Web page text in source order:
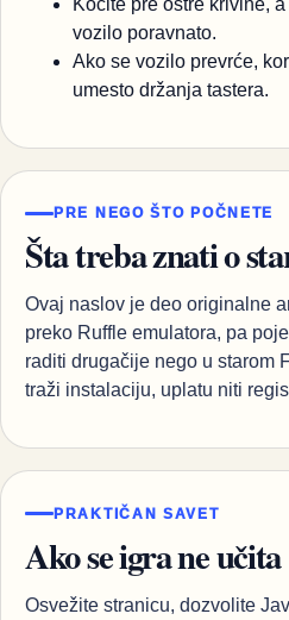
vozilo poravnato.
Ako se vozilo prevrće,
umesto držanja tastera.
PRE NEGO ŠTO POČNETE
Šta treba znati o
Ovaj naslov je deo originalne
preko Ruffle emulatora, pa
raditi drugačije nego u starom
traži instalaciju, uplatu niti
PRAKTIČAN SAVET
Ako se igra ne učita
Osvežite stranicu, dozvolite